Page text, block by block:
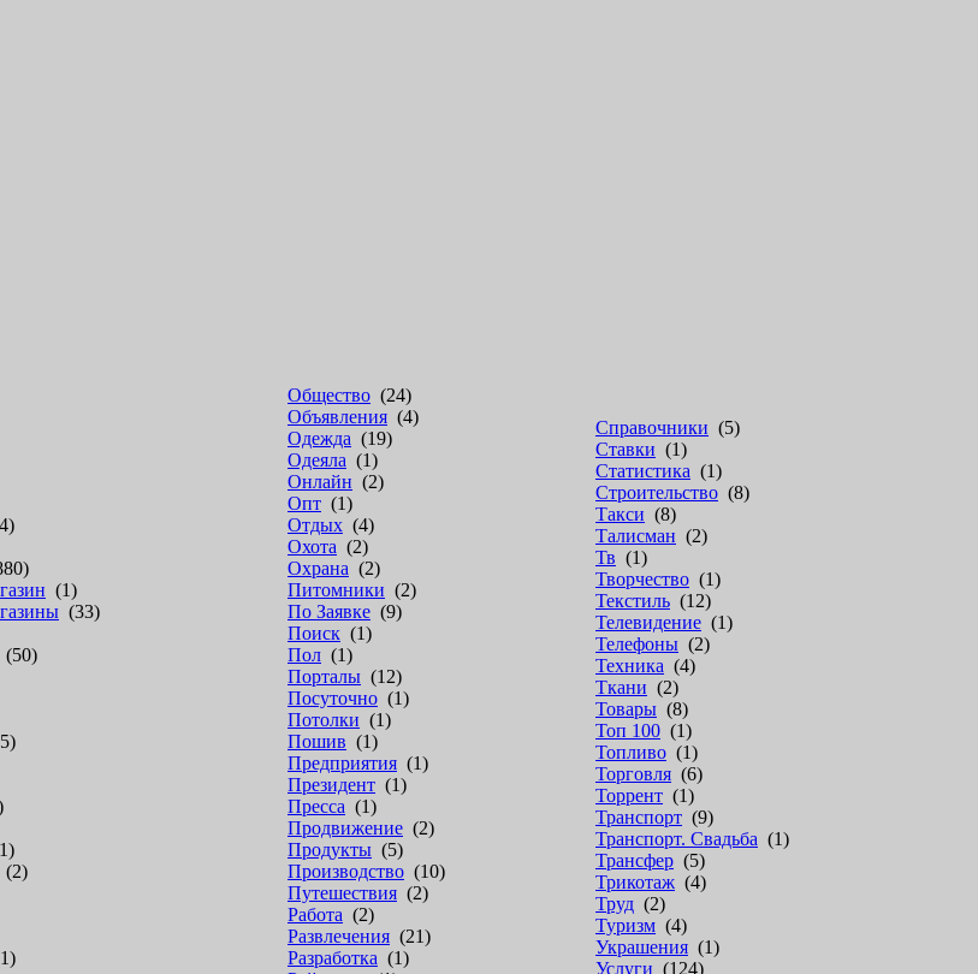
(1)
(33)
(50)
(2)
Общество (24)
Объявления (4)
Одежда (19)
Одеяла (1)
Онлайн (2)
Опт (1)
Отдых (4)
Охота (2)
Охрана (2)
Питомники (2)
По Заявке (9)
Поиск (1)
Пол (1)
Порталы (12)
Посуточно (1)
Потолки (1)
Пошив (1)
Предприятия (1)
Президент (1)
Пресса (1)
Продвижение (2)
Продукты (5)
Производство (10)
Путешествия (2)
Работа (2)
Развлечения (21)
Разработка (1)
Справочники (5)
Ставки (1)
Статистика (1)
Строительство (8)
Такси (8)
Талисман (2)
Тв (1)
Творчество (1)
Текстиль (12)
Телевидение (1)
Телефоны (2)
Техника (4)
Ткани (2)
Товары (8)
Топ 100 (1)
Топливо (1)
Торговля (6)
Торрент (1)
Транспорт (9)
Транспорт. Свадьба (1)
Трансфер (5)
Трикотаж (4)
Труд (2)
Туризм (4)
Украшения (1)
Услуги (124)